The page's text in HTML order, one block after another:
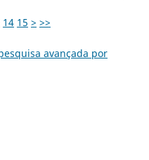
14 15 > >>
avançada por